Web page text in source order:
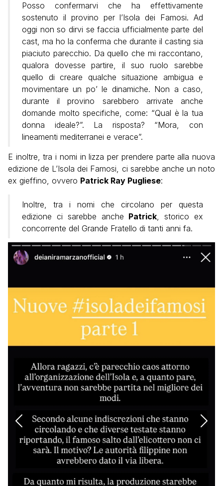
Posso confermarvi che ha effettivamente
sostenuto il provino per l’Isola dei Famosi. Ad
oggi non so dirvi se faccia ufficialmente parte del
cast, ma ho la conferma che durante il casting sia
piaciuto parecchio. Da quello che mi raccontano,
qualora dovesse partire, il suo ruolo sarebbe
quello di creare qualche situazione ambigua e
movimentare un po’ le dinamiche. Non a caso,
durante il provino sarebbero arrivate anche
domande molto specifiche, come: “Qual è la tua
donna ideale?”. La risposta? “Mora, con
lineamenti mediterranei e verace”.
E inoltre, tra i nomi in lizza per prendere parte alla nuova
edizione de L’Isola dei Famosi, ci sarebbe anche un noto
ex gieffino, ovvero Patrick Ray Pugliese:
Inoltre, tra i nomi che circolano per questa
edizione ci sarebbe anche Patrick, storico ex
concorrente del Grande Fratello di tanti anni fa.